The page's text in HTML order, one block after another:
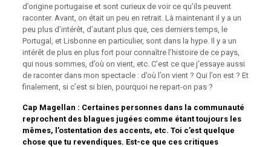
d’origine portugaise et sont curieux de voir ce qu’ils peuvent
raconter. Avant, on était un peu en retrait. Là maintenant il y a un
peu plus d’intérêt, d’autant plus que, ces derniers temps, le
Portugal, et Lisbonne en particulier, sont dans la hype. Il y a un
intérêt de plus en plus fort pour connaître l’histoire de ce pays,
qui nous sommes, d’où on vient, etc. C’est ce que j’essaye aussi
de raconter dans mon spectacle : d’où l’on vient ? Qui l’on est ? Et
finalement, si c’est si bien, pourquoi ne repart-on pas ?
Cap Magellan : Certaines personnes dans la communauté
reprochent des blagues jugées comme étant toujours les
mêmes, l’ostentation des accents, etc. Toi c’est quelque
chose que tu revendiques. Est-ce que ces critiques